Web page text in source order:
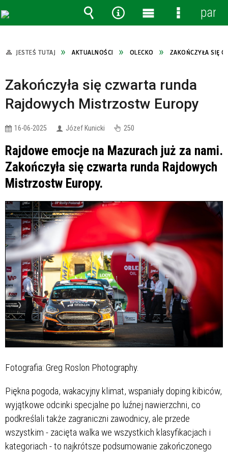
JESTEŚ TUTAJ AKTUALNOŚCI OLECKO ZAKOŃCZYŁA SIĘ
Zakończyła się czwarta runda
Rajdowych Mistrzostw Europy
16-06-2025 Józef Kunicki 250
Rajdowe emocje na Mazurach już za nami.
Zakończyła się czwarta runda Rajdowych
Mistrzostw Europy.
Fotografia: Greg Roslon Photography.
Piękna pogoda, wakacyjny klimat, wspaniały doping kibiców,
wyjątkowe odcinki specjalne po luźnej nawierzchni, co
podkreślali także zagraniczni zawodnicy, ale przede
wszystkim - zacięta walka we wszystkich klasyfikacjach i
kategoriach - to najkrótsze podsumowanie zakończonego
Wyszukiwarka
Narzędzia
MenuMenu
panel